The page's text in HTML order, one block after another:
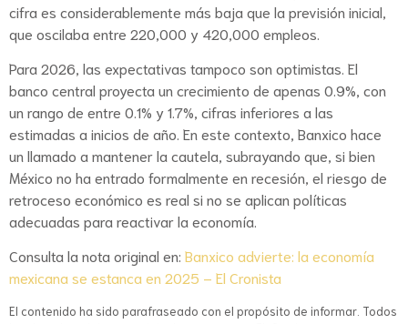
cifra es considerablemente más baja que la previsión inicial,
que oscilaba entre 220,000 y 420,000 empleos.
Para 2026, las expectativas tampoco son optimistas. El
banco central proyecta un crecimiento de apenas 0.9%, con
un rango de entre 0.1% y 1.7%, cifras inferiores a las
estimadas a inicios de año. En este contexto, Banxico hace
un llamado a mantener la cautela, subrayando que, si bien
México no ha entrado formalmente en recesión, el riesgo de
retroceso económico es real si no se aplican políticas
adecuadas para reactivar la economía.
Consulta la nota original en: Banxico advierte: la economía
mexicana se estanca en 2025 – El Cronista
El contenido ha sido parafraseado con el propósito de informar. Todos